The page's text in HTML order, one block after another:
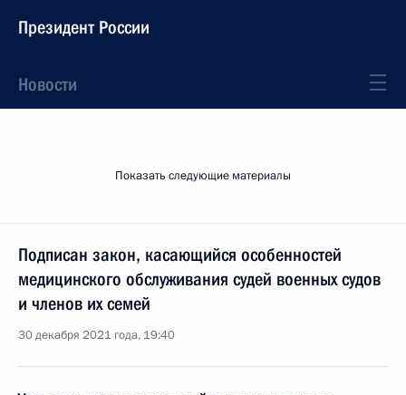
Президент России
Новости
Показать следующие материалы
Подписан закон, касающийся особенностей
медицинского обслуживания судей военных судов
и членов их семей
30 декабря 2021 года, 19:40